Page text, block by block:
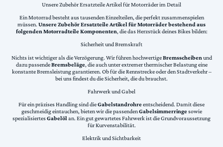
Unsere Zubehör Ersatzteile Artikel für Motorräder im Detail
Ein Motorrad besteht aus tausenden Einzelteilen, die perfekt zusammenspielen
müssen. Unsere Zubehör Ersatzteile Artikel für Motorräder bestehend aus
folgenden Motorradteile Komponenten, die das Herzstück deines Bikes bilden:
Sicherheit und Bremskraft
Nichts ist wichtiger als die Verzögerung. Wir führen hochwertigeBremsscheiben und
dazu passendeBremsbeläge, die auch unter extremer thermischer Belastung eine
konstante Bremsleistung garantieren. Ob für die Rennstrecke oder den Stadtverkehr –
bei uns findest du die Sicherheit, die du brauchst.
Fahrwerk und Gabel
Für ein präzises Handling sind dieGabelstandrohreentscheidend. Damit diese
geschmeidig eintauchen, bieten wir die passendenGabelsimmerringesowie
spezialisiertesGabelölan. Ein gut gewartetes Fahrwerk ist die Grundvoraussetzung
für Kurvenstabilität.
Elektrik und Sichtbarkeit